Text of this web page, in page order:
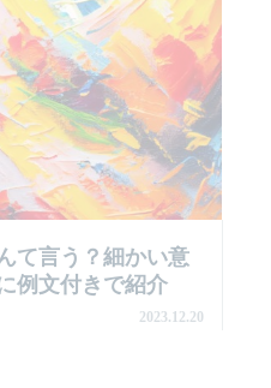
て言う？細かい意
例文付きで紹介
2023.12.20